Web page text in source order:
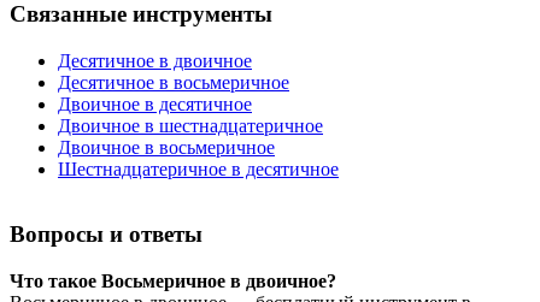
Связанные инструменты
Десятичное в двоичное
Десятичное в восьмеричное
Двоичное в десятичное
Двоичное в шестнадцатеричное
Двоичное в восьмеричное
Шестнадцатеричное в десятичное
Вопросы и ответы
Что такое Восьмеричное в двоичное?